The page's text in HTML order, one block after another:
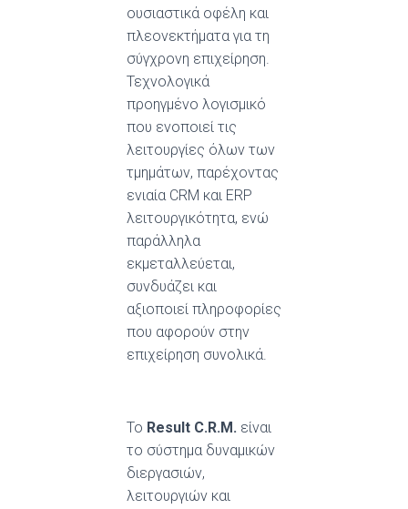
ουσιαστικά οφέλη και
πλεονεκτήματα για τη
σύγχρονη επιχείρηση.
Τεχνολογικά
προηγμένο λογισμικό
που ενοποιεί τις
λειτουργίες όλων των
τμημάτων, παρέχοντας
ενιαία CRM και ERP
λειτουργικότητα, ενώ
παράλληλα
εκμεταλλεύεται,
συνδυάζει και
αξιοποιεί πληροφορίες
που αφορούν στην
επιχείρηση συνολικά.
Το Result C.R.M. είναι
το σύστημα δυναμικών
διεργασιών,
λειτουργιών και